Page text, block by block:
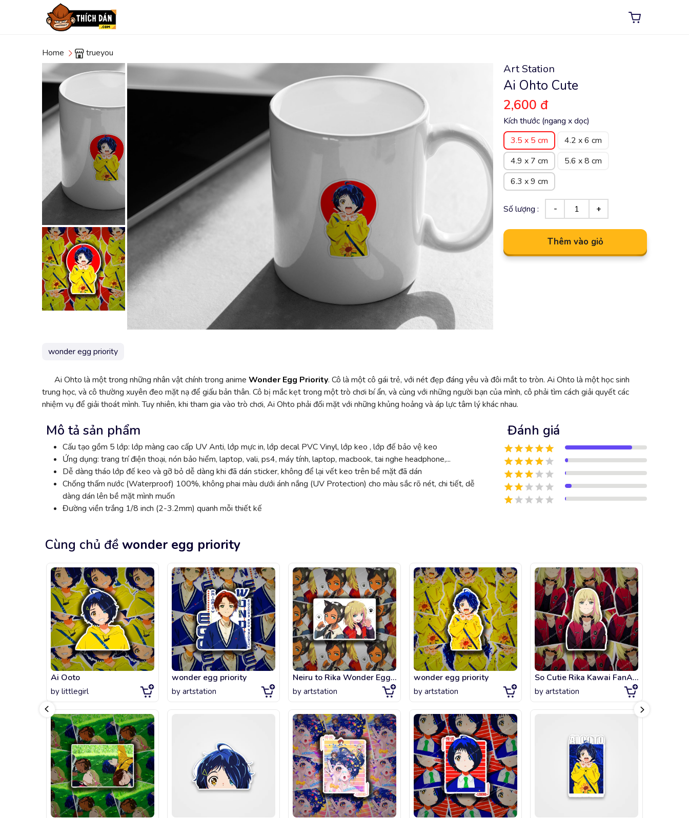
Home trueyou
Art Station
Ai Ohto Cute
2,600 đ
Kích thước (ngang x dọc)
3.5 x 5 cm
4.2 x 6 cm
4.9 x 7 cm
5.6 x 8 cm
6.3 x 9 cm
Số lượng :
Thêm vào giỏ
wonder egg priority
Ai Ohto là một trong những nhân vật chính trong anime Wonder Egg Priority. Cô là một cô gái trẻ, với nét đẹp đáng yêu và đôi mắt to tròn. Ai Ohto là một học sinh
trung học, và cô thường xuyên đeo mặt nạ để giấu bản thân. Cô bị mắc kẹt trong một trò chơi bí ẩn, và cùng với những người bạn của mình, cô phải tìm cách giải quyết các
nhiệm vụ để giải thoát mình. Tuy nhiên, khi tham gia vào trò chơi, Ai Ohto phải đối mặt với những khủng hoảng và áp lực tâm lý khác nhau.
Mô tả sản phẩm
Cấu tạo gồm 5 lớp: lớp màng cao cấp UV Anti, lớp mực in, lớp decal PVC Vinyl, lớp keo , lớp đế bảo vệ keo
Ứng dụng: trang trí điện thoại, nón bảo hiểm, laptop, vali, ps4, máy tính, laptop, macbook, tai nghe headphone,...
Dễ dàng tháo lớp đế keo và gỡ bỏ dễ dàng khi đã dán sticker, không để lại vết keo trên bề mặt đã dán
Chống thấm nước (Waterproof) 100%, không phai màu dưới ánh nắng (UV Protection) cho màu sắc rõ nét, chi tiết, dễ
dàng dán lên bề mặt mình muốn
Đường viền trắng 1/8 inch (2-3.2mm) quanh mỗi thiết kế
Đánh giá
Cùng chủ đề wonder egg priority
Ai Ooto
by littlegirl
wonder egg priority
by artstation
Neiru to Rika Wonder Egg Priority
by artstation
wonder egg priority
by artstation
So Cutie Rika Kawai FanArt - Wonder Egg Priority
by artstation